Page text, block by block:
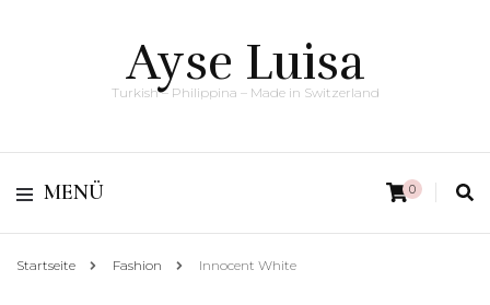
Ayse Luisa
Turkish – Philippina – Made in Switzerland
MENÜ 0
Startseite Fashion Innocent White